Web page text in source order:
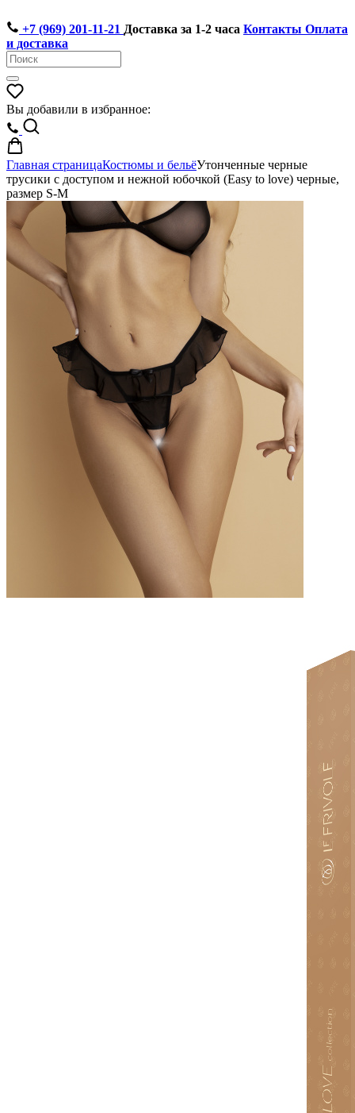
+7 (969) 201-11-21 Доставка за 1-2 часа Контакты Оплата
и доставка
Вы добавили в избранное:
Главная страницаКостюмы и бельёУтонченные черные
трусики с доступом и нежной юбочкой (Easy to love) черные,
размер S-M